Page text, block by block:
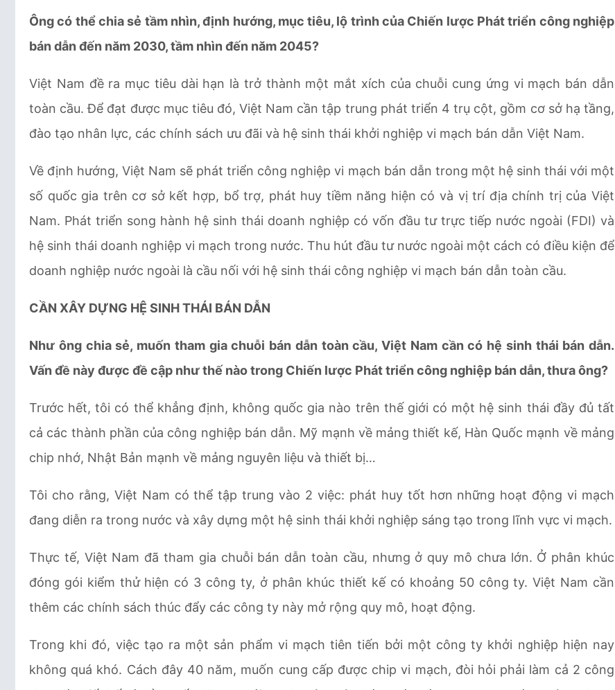
Ông có thể chia sẻ tầm nhìn, định hướng, mục tiêu, lộ trình của Chiến lược Phát triển công nghiệp
bán dẫn đến năm 2030, tầm nhìn đến năm 2045?
Việt Nam đề ra mục tiêu dài hạn là trở thành một mắt xích của chuỗi cung ứng vi mạch bán dẫn
toàn cầu. Để đạt được mục tiêu đó, Việt Nam cần tập trung phát triển 4 trụ cột, gồm cơ sở hạ tầng,
đào tạo nhân lực, các chính sách ưu đãi và hệ sinh thái khởi nghiệp vi mạch bán dẫn Việt Nam.
Về định hướng, Việt Nam sẽ phát triển công nghiệp vi mạch bán dẫn trong một hệ sinh thái với một
số quốc gia trên cơ sở kết hợp, bổ trợ, phát huy tiềm năng hiện có và vị trí địa chính trị của Việt
Nam. Phát triển song hành hệ sinh thái doanh nghiệp có vốn đầu tư trực tiếp nước ngoài (FDI) và
hệ sinh thái doanh nghiệp vi mạch trong nước. Thu hút đầu tư nước ngoài một cách có điều kiện để
doanh nghiệp nước ngoài là cầu nối với hệ sinh thái công nghiệp vi mạch bán dẫn toàn cầu.
CẦN XÂY DỰNG HỆ SINH THÁI BÁN DẪN
Như ông chia sẻ, muốn tham gia chuỗi bán dẫn toàn cầu, Việt Nam cần có hệ sinh thái bán dẫn.
Vấn đề này được đề cập như thế nào trong Chiến lược Phát triển công nghiệp bán dẫn, thưa ông?
Trước hết, tôi có thể khẳng định, không quốc gia nào trên thế giới có một hệ sinh thái đầy đủ tất
cả các thành phần của công nghiệp bán dẫn. Mỹ mạnh về mảng thiết kế, Hàn Quốc mạnh về mảng
chip nhớ, Nhật Bản mạnh về mảng nguyên liệu và thiết bị…
Tôi cho rằng, Việt Nam có thể tập trung vào 2 việc: phát huy tốt hơn những hoạt động vi mạch
đang diễn ra trong nước và xây dựng một hệ sinh thái khởi nghiệp sáng tạo trong lĩnh vực vi mạch.
Thực tế, Việt Nam đã tham gia chuỗi bán dẫn toàn cầu, nhưng ở quy mô chưa lớn. Ở phân khúc
đóng gói kiểm thử hiện có 3 công ty, ở phân khúc thiết kế có khoảng 50 công ty. Việt Nam cần
thêm các chính sách thúc đẩy các công ty này mở rộng quy mô, hoạt động.
Trong khi đó, việc tạo ra một sản phẩm vi mạch tiên tiến bởi một công ty khởi nghiệp hiện nay
không quá khó. Cách đây 40 năm, muốn cung cấp được chip vi mạch, đòi hỏi phải làm cả 2 công